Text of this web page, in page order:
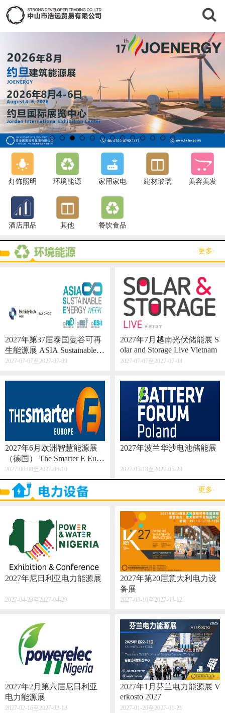
灯饰照明 环境能源 家用家电 建材玻璃 美容美发
酒店用品 其他 餐饮食品
·更多·
2027年第37届泰国曼谷可再
生能源展 ASIA Sustainable E
nergy Week
2027-07-07至2027-07-09
2027年7月越南光伏储能展 S
olar and Storage Live Vietnam
2027-07-07至2027-07-08
2027年6月欧洲智慧能源展
（德国） The Smarter E Euro
pe 2027
2027-06-08至2027-06-10
2027年波兰华沙电池储能展
2027-05-18至2027-05-20
·更多·
2027年尼日利亚电力能源展
2027-04-28至2027-04-29
2027年第20届意大利电力设
备展
2027-03-10至2027-03-12
2027年2月第六届尼日利亚
电力能源展
2027-02-16至2027-02-18
2027年1月芬兰电力能源展 V
erkosto 2027
2027-01-20至2027-01-21